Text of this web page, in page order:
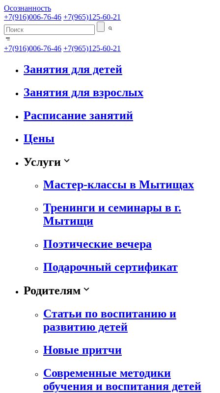
Осознанность
+7(916)006-76-46 +7(965)125-60-21
+7(916)006-76-46 +7(965)125-60-21
Занятия для детей
Занятия для взрослых
Расписание занятий
Цены
Услуги
Мастер-классы в Мытищах
Тренинги и семинары в г.
Мытищи
Поэтические вечера
Подарочный сертификат
Родителям
Статьи по воспитанию и
развитию детей
Новые притчи
Современные методики
обучения и воспитания детей